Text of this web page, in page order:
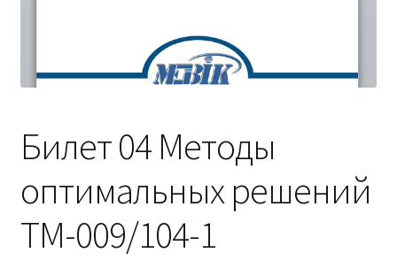
38.04.04 Государственное и муниципальное
управление 2,5 года (Магистратура)
Билет 04 Методы
оптимальных решений
ТМ-009/104-1